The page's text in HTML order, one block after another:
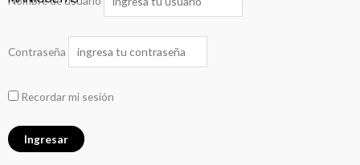
Contraseña
Recordar mi sesión